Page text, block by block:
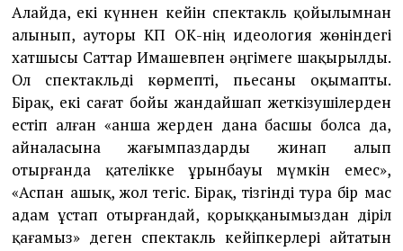
Алайда, екі күннен кейін спектакль қойылымнан
алынып, ауторы ҚКП ОК-нің идеология жөніндегі
хатшысы Саттар Имашевпен әңгімеге шақырылды.
Ол спектакльді көрмепті, пьесаны оқымапты.
Бірақ, екі сағат бойы жандайшап жеткізушілерден
естіп алған «Қанша жерден дана басшы болса да,
айналасына жағымпаздарды жинап алып
отырғанда қателікке ұрынбауы мүмкін емес»,
«Аспан ашық, жол тегіс. Бірақ, тізгінді тура бір мас
адам ұстап отырғандай, қорыққанымыздан діріл
қағамыз» деген спектакль кейіпкерлері айтатын